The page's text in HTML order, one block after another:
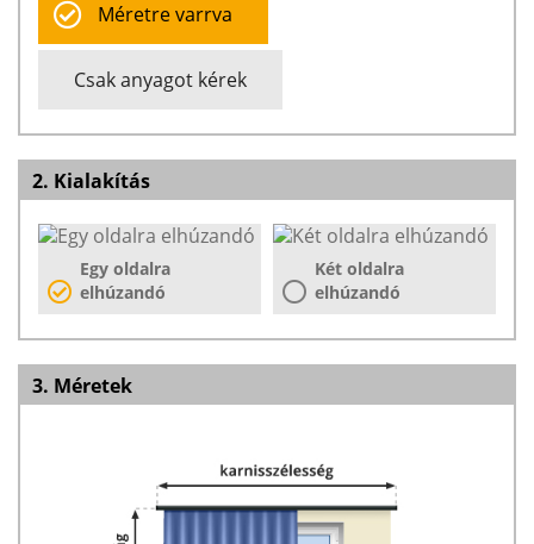
Méretre varrva
Csak anyagot kérek
2. Kialakítás
Egy oldalra
elhúzandó
Két oldalra
elhúzandó
3. Méretek